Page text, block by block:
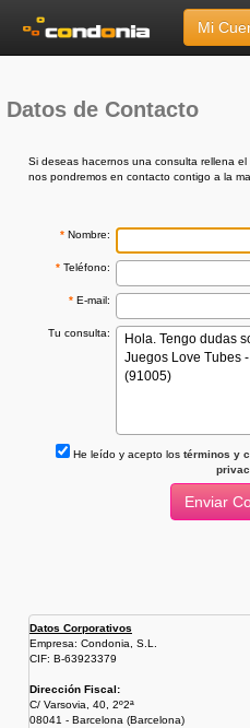
Mi
Envíanos tu Consulta
Datos de Contacto
Si deseas hacernos una consulta rellena
nos pondremos en contacto contigo a la
* Nombre:
* Teléfono:
* E-mail:
Tu consulta:
He leído y acepto los términos y
Datos Corporativos
Empresa: Condonia, S.L.
CIF: B-63923379
Dirección Fiscal:
C/ Varsovia, 40, 2º2ª
08041 - Barcelona (Barcelona)